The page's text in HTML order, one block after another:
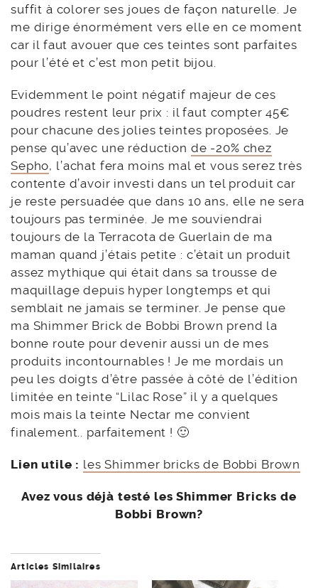
suffit à colorer ses joues de façon naturelle. Je
me dirige énormément vers elle en ce moment
car il faut avouer que ces teintes sont parfaites
pour l’été et c’est mon petit bijou.
Evidemment le point négatif majeur de ces
poudres restent leur prix : il faut compter 45€
pour chacune des jolies teintes proposées. Je
pense qu’avec une réduction de -20% chez
Sepho, l’achat fera moins mal et vous serez très
contente d’avoir investi dans un tel produit car
je reste persuadée que dans 10 ans, elle ne sera
toujours pas terminée. Je me souviendrai
toujours de la Terracota de Guerlain de ma
maman quand j’étais petite : c’était un produit
assez mythique qui était dans sa trousse de
maquillage depuis hyper longtemps et qui
semblait ne jamais se terminer. Je pense que
ma Shimmer Brick de Bobbi Brown prend la
bonne route pour devenir aussi un de mes
produits incontournables ! Je me mordais un
peu les doigts d’être passée à côté de l’édition
limitée en teinte “Lilac Rose” il y a quelques
mois mais la teinte Nectar me convient
finalement.. parfaitement ! 🙂
Lien utile : les Shimmer bricks de Bobbi Brown
Avez vous déjà testé les Shimmer Bricks de
Bobbi Brown?
Articles Similaires